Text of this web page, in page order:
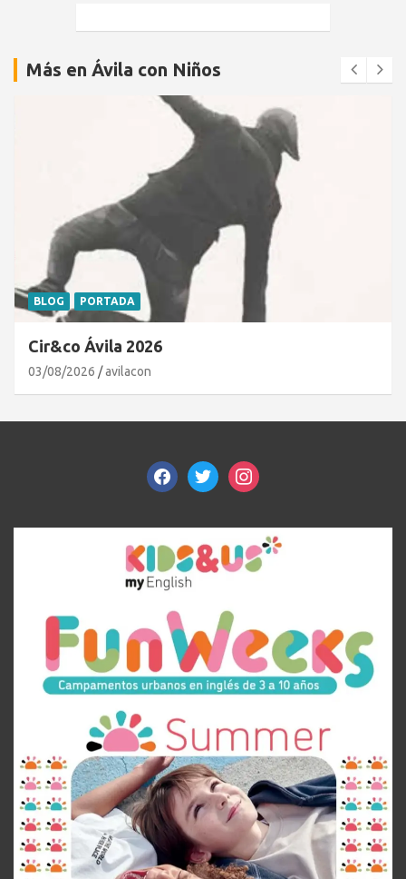
Más en Ávila con Niños
BLOG PORTADA
Cir&co Ávila 2026
03/08/2026 avilacon
facebooktwitterinstagram